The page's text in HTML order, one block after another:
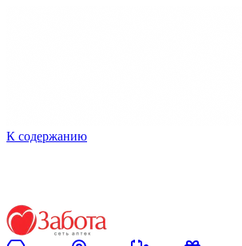
К содержанию